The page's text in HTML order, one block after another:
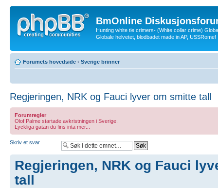
BmOnline
Hunting white tie crimers- (White collar crime)
Globale helvetet, blodbadet made in AP, USSRome!
Forumets hovedside ‹ Sverige brinner
Regjeringen, NRK og Fauci lyver om smitte tall
Forumregler
Olof Palme startade avkristningen i Sverige.
Lyckliga gatan du fins inta mer...
Skriv et svar
Regjeringen, NRK og Fauci
tall